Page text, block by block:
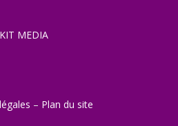
KIT MEDIA
– Plan du site